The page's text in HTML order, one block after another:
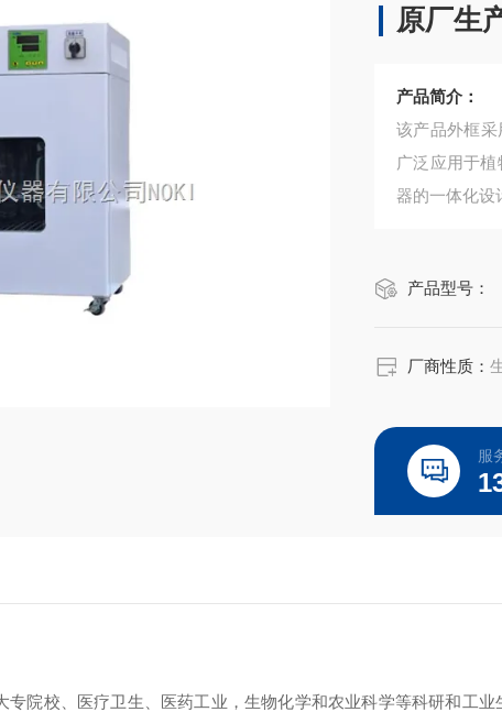
原厂生
产品简介：
该产品外框采
广泛应用于
器的一体化设
产品型号：
厂商性质：
服
专院校、医疗卫生、医药工业，生物化学和农业科学等科研和工